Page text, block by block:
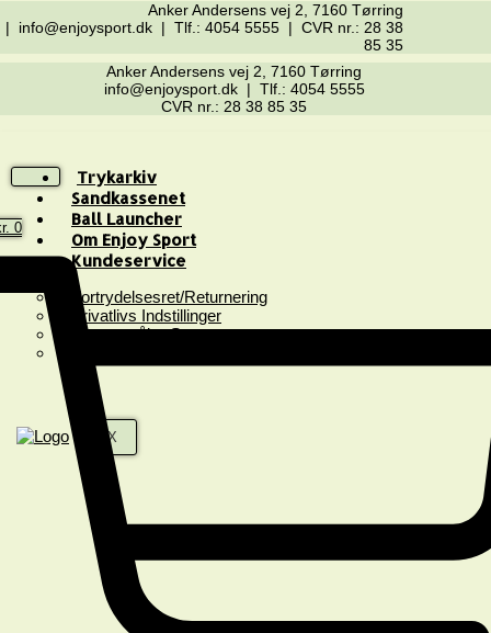
Anker Andersens vej 2, 7160 Tørring
| info@enjoysport.dk | Tlf.: 4054 5555 | CVR nr.: 28 38
85 35
Anker Andersens vej 2, 7160 Tørring
info@enjoysport.dk | Tlf.: 4054 5555
CVR nr.: 28 38 85 35
Trykarkiv
Sandkassenet
Ball Launcher
Om Enjoy Sport
Kundeservice
Fortrydelsesret/Returnering
Privatlivs Indstillinger
Spørgsmål & Svar
X
0